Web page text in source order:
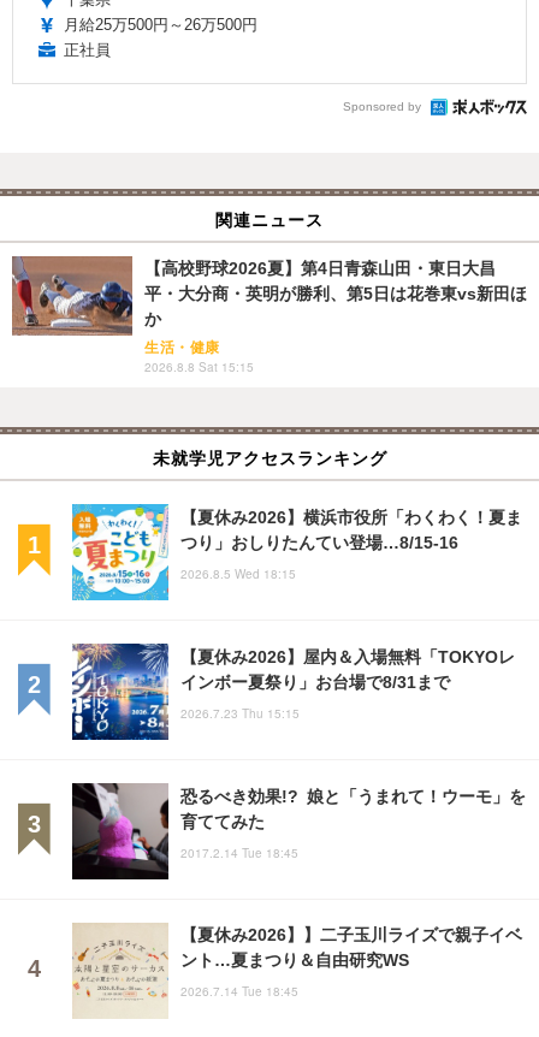
月給25万500円～26万500円
正社員
Sponsored by
関連ニュース
【高校野球2026夏】第4日青森山田・東日大昌
平・大分商・英明が勝利、第5日は花巻東vs新田ほ
か
生活・健康
2026.8.8 Sat 15:15
未就学児アクセスランキング
【夏休み2026】横浜市役所「わくわく！夏ま
つり」おしりたんてい登場…8/15-16
2026.8.5 Wed 18:15
【夏休み2026】屋内＆入場無料「TOKYOレ
インボー夏祭り」お台場で8/31まで
2026.7.23 Thu 15:15
恐るべき効果!? 娘と「うまれて！ウーモ」を
育ててみた
2017.2.14 Tue 18:45
【夏休み2026】】二子玉川ライズで親子イベ
ント…夏まつり＆自由研究WS
2026.7.14 Tue 18:45